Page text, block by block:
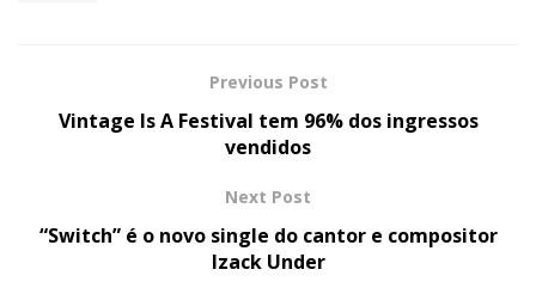
Previous Post
Vintage Is A Festival tem 96% dos ingressos
vendidos
Next Post
“Switch” é o novo single do cantor e compositor
Izack Under